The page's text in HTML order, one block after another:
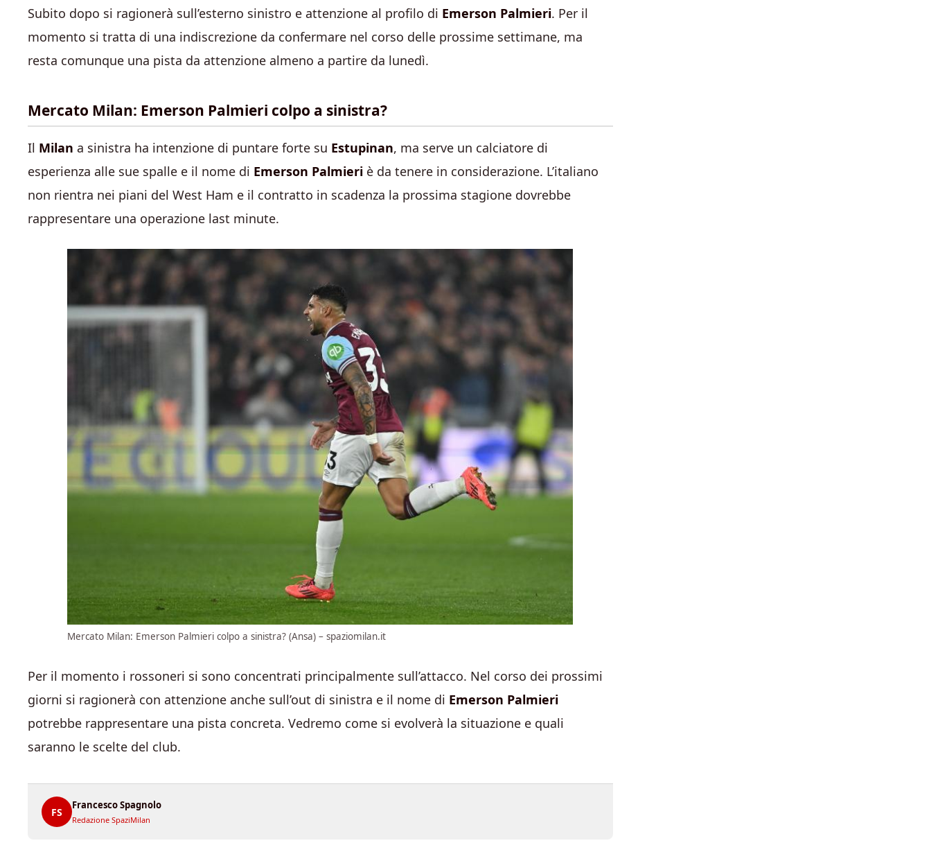
Subito dopo si ragionerà sull’esterno sinistro e attenzione al profilo di Emerson Palmieri. Per il
momento si tratta di una indiscrezione da confermare nel corso delle prossime settimane, ma
resta comunque una pista da attenzione almeno a partire da lunedì.
Mercato Milan: Emerson Palmieri colpo a sinistra?
Il Milan a sinistra ha intenzione di puntare forte su Estupinan, ma serve un calciatore di
esperienza alle sue spalle e il nome di Emerson Palmieri è da tenere in considerazione. L’italiano
non rientra nei piani del West Ham e il contratto in scadenza la prossima stagione dovrebbe
rappresentare una operazione last minute.
Mercato Milan: Emerson Palmieri colpo a sinistra? (Ansa) – spaziomilan.it
Per il momento i rossoneri si sono concentrati principalmente sull’attacco. Nel corso dei prossimi
giorni si ragionerà con attenzione anche sull’out di sinistra e il nome di Emerson Palmieri
potrebbe rappresentare una pista concreta. Vedremo come si evolverà la situazione e quali
saranno le scelte del club.
FS
Francesco Spagnolo
Redazione SpaziMilan